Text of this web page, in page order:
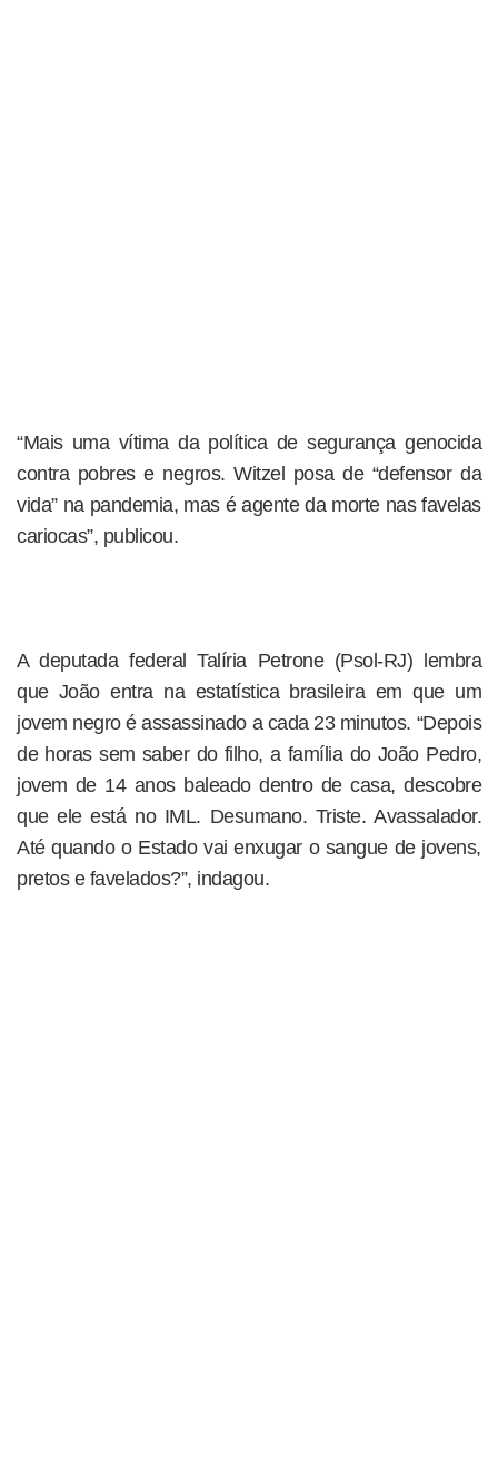
“Mais uma vítima da política de segurança genocida
contra pobres e negros. Witzel posa de “defensor da
vida” na pandemia, mas é agente da morte nas favelas
cariocas”, publicou.
A deputada federal Talíria Petrone (Psol-RJ) lembra
que João entra na estatística brasileira em que um
jovem negro é assassinado a cada 23 minutos. “Depois
de horas sem saber do filho, a família do João Pedro,
jovem de 14 anos baleado dentro de casa, descobre
que ele está no IML. Desumano. Triste. Avassalador.
Até quando o Estado vai enxugar o sangue de jovens,
pretos e favelados?”, indagou.